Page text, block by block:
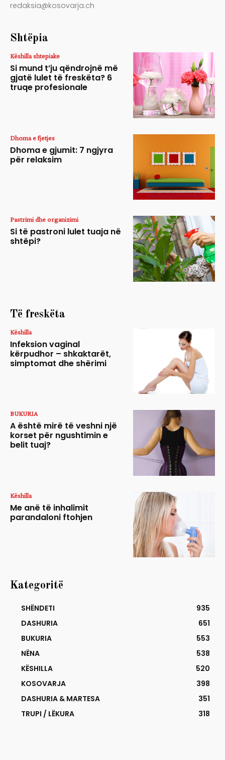
redaksia@kosovarja.ch
Shtëpia
Këshilla shtepiake
Si mund t’ju qëndrojnë më
gjatë lulet të freskëta? 6
truqe profesionale
Dhoma e fjetjes
Dhoma e gjumit: 7 ngjyra
për relaksim
Pastrimi dhe organizimi
Si të pastroni lulet tuaja në
shtëpi?
Të freskëta
Këshilla
Infeksion vaginal
kërpudhor – shkaktarët,
simptomat dhe shërimi
BUKURIA
A është mirë të veshni një
korset për ngushtimin e
belit tuaj?
Këshilla
Me anë të inhalimit
parandaloni ftohjen
Kategoritë
SHËNDETI
935
DASHURIA
651
BUKURIA
553
NËNA
538
KËSHILLA
520
KOSOVARJA
398
DASHURIA & MARTESA
351
TRUPI / LËKURA
318